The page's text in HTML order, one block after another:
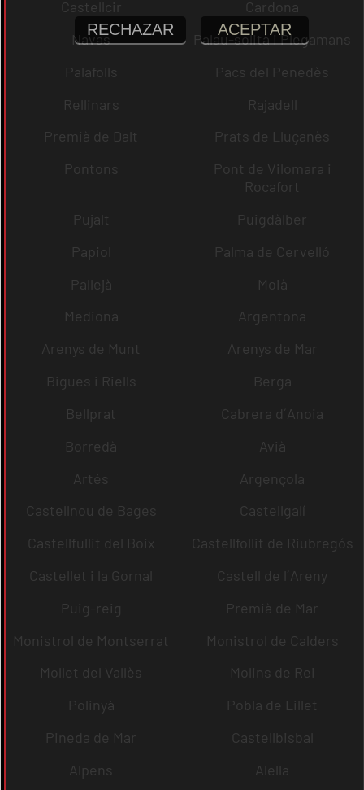
Castellcir
Cardona
Navas
Palau-solità i Plegamans
Palafolls
Pacs del Penedès
Rellinars
Rajadell
Premià de Dalt
Prats de Lluçanès
Pontons
Pont de Vilomara i
Rocafort
Pujalt
Puigdàlber
Papiol
Palma de Cervelló
Pallejà
Moià
Mediona
Argentona
Arenys de Munt
Arenys de Mar
Bigues i Riells
Berga
Bellprat
Cabrera d´Anoia
Borredà
Avià
Artés
Argençola
Castellnou de Bages
Castellgalí
Castellfullit del Boix
Castellfollit de Riubregós
Castellet i la Gornal
Castell de l´Areny
Puig-reig
Premià de Mar
Monistrol de Montserrat
Monistrol de Calders
Mollet del Vallès
Molins de Rei
Polinyà
Pobla de Lillet
Pineda de Mar
Castellbisbal
Alpens
Alella
RECHAZAR ACEPTAR